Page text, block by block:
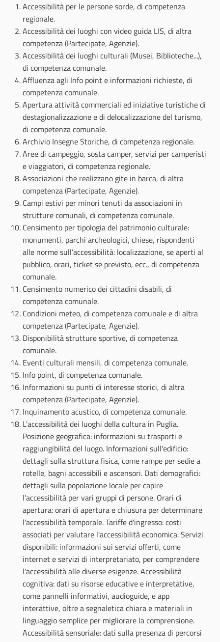
Accessibilità per le persone sorde, di competenza
regionale.
Accessibilità dei luoghi con video guida LIS, di altra
competenza (Partecipate, Agenzie).
Accessibilità dei luoghi culturali (Musei, Biblioteche...),
di competenza comunale.
Affluenza agli Info point e informazioni richieste, di
competenza comunale.
Apertura attività commerciali ed iniziative turistiche di
destagionalizzazione e di delocalizzazione del turismo,
di competenza comunale.
Archivio Insegne Storiche, di competenza regionale.
Aree di campeggio, sosta camper, servizi per camperisti
e viaggiatori, di competenza regionale.
Associazioni che realizzano gite in barca, di altra
competenza (Partecipate, Agenzie).
Campi estivi per minori tenuti da associazioni in
strutture comunali, di competenza comunale.
Censimento per tipologia del patrimonio culturale:
monumenti, parchi archeologici, chiese, rispondenti
alle norme sull’accessibilità: localizzazione, se aperti al
pubblico, orari, ticket se previsto, ecc., di competenza
comunale.
Censimento numerico dei cittadini disabili, di
competenza comunale.
Condizioni meteo, di competenza comunale e di altra
competenza (Partecipate, Agenzie).
Disponibilità strutture sportive, di competenza
comunale.
Eventi culturali mensili, di competenza comunale.
Info point, di competenza comunale.
Informazioni su punti di interesse storici, di altra
competenza (Partecipate, Agenzie).
Inquinamento acustico, di competenza comunale.
L'accessibilità dei luoghi della cultura in Puglia.
Posizione geografica: informazioni su trasporti e
raggiungibilità del luogo. Informazioni sull'edificio:
dettagli sulla struttura fisica, come rampe per sedie a
rotelle, bagni accessibili e ascensori. Dati demografici:
dettagli sulla popolazione locale per capire
l'accessibilità per vari gruppi di persone. Orari di
apertura: orari di apertura e chiusura per determinare
l'accessibilità temporale. Tariffe d'ingresso: costi
associati per valutare l'accessibilità economica. Servizi
disponibili: informazioni sui servizi offerti, come
internet e servizi di interpretariato, per comprendere
l'accessibilità alle diverse esigenze. Accessibilità
cognitiva: dati su risorse educative e interpretative,
come pannelli informativi, audioguide, e app
interattive, oltre a segnaletica chiara e materiali in
linguaggio semplice per migliorare la comprensione.
Accessibilità sensoriale: dati sulla presenza di percorsi